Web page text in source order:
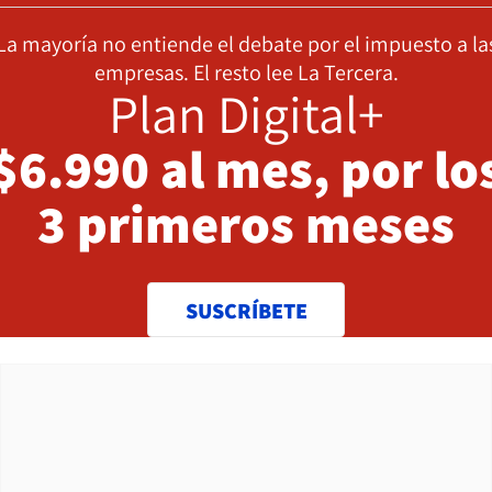
mayoría no entiende el debate por el impuesto a
empresas. El resto lee La Tercera.
Plan Digital+
al mes, por
3 primeros meses
SUSCRÍBETE